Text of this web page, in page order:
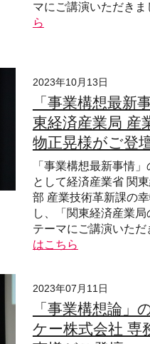
マにご講演いただきま
ら
2023年10月13日
「事業構想最新
東経済産業局 産
物正晃様がご登
「事業構想最新事情
として経済産業省 関
部 産業技術革新課の
し、「関東経済産業
テーマにご講演いただ
はこちら
2023年07月11日
「事業構想論」
ケー株式会社 専